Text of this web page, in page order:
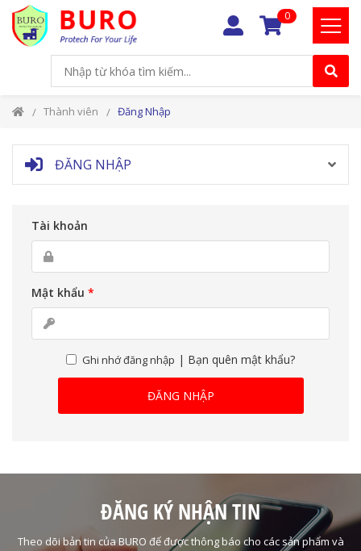
0
Thành viên Đăng Nhập
ĐĂNG NHẬP
Tài khoản
Mật khẩu *
Ghi nhớ đăng nhập | Bạn quên mật khẩu?
ĐĂNG NHẬP
ĐĂNG KÝ NHẬN TIN
Theo dõi bản tin của BURO để được thông báo cho các sản phẩm và